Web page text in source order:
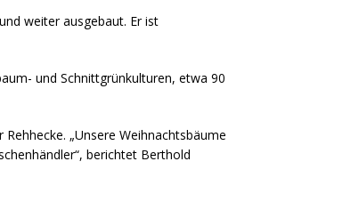
weiter ausgebaut. Er ist
und Schnittgrünkulturen, etwa 90
„Unsere Weihnachtsbäume
berichtet Berthold